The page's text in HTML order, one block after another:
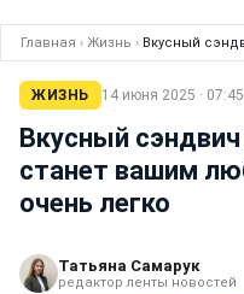
Главная › Жизнь › Вкусный
ЖИЗНЬ 14 июня 2025 · 07:45
Вкусный
станет вашим
очень легко
Татьяна Самарук
редактор ленты новостей